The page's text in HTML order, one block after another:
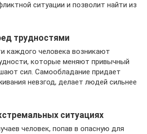
ситуации и позволит найти из
трудностями
каждого человека возникают
которые меняют привычный
сил. Самообладание придает
невзгод, делает людей сильнее
ситуациях
человек, попав в опасную для